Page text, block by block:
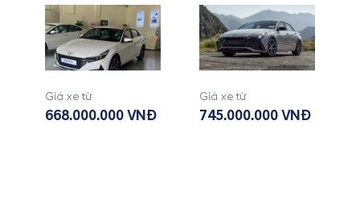
Giá xe từ
668.000.000 VNĐ
Giá xe từ
745.000.000 VNĐ